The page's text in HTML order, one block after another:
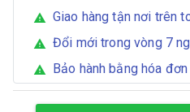
warning Giao hàng tận nơi trên
warning Đổi mới trong vòng 7
warning Bảo hành bằng hóa